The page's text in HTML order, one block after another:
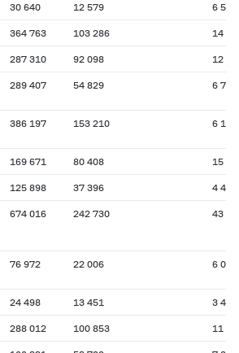
30 640 12 579 6 509
364 763 103 286 14
287 310 92 098 12
289 407 54 829 6 786
386 197 153 210 6 151
169 671 80 408 15
125 898 37 396 4 467
674 016 242 730 43
76 972 22 006 6 048
24 498 13 451 3 484
288 012 100 853 11